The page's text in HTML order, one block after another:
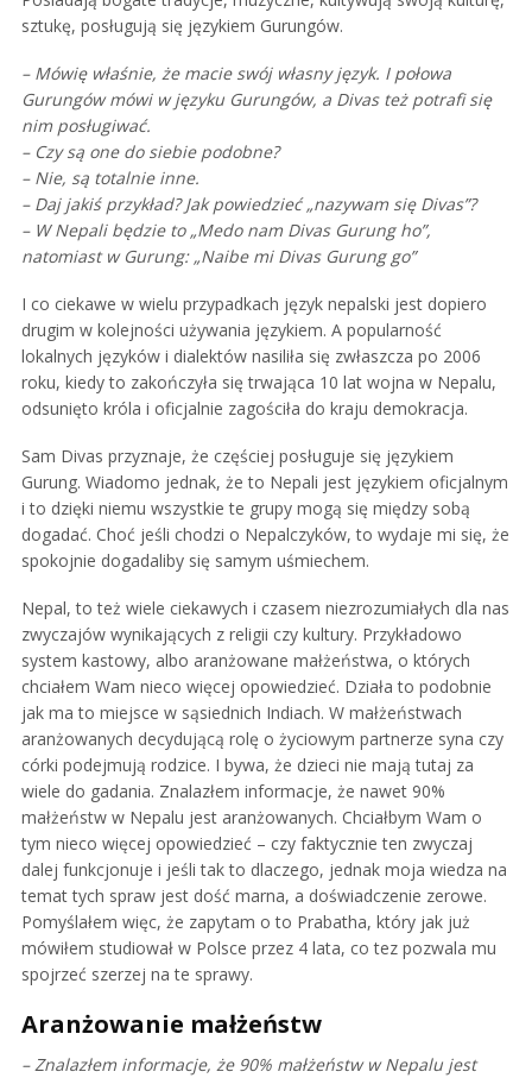
sztukę, posługują się językiem Gurungów.
– Mówię właśnie, że macie swój własny język. I połowa
Gurungów mówi w języku Gurungów, a Divas też potrafi się
nim posługiwać.
– Czy są one do siebie podobne?
– Nie, są totalnie inne.
– Daj jakiś przykład? Jak powiedzieć „nazywam się Divas”?
– W Nepali będzie to „Medo nam Divas Gurung ho”,
natomiast w Gurung: „Naibe mi Divas Gurung go”
I co ciekawe w wielu przypadkach język nepalski jest dopiero
drugim w kolejności używania językiem. A popularność
lokalnych języków i dialektów nasiliła się zwłaszcza po 2006
roku, kiedy to zakończyła się trwająca 10 lat wojna w Nepalu,
odsunięto króla i oficjalnie zagościła do kraju demokracja.
Sam Divas przyznaje, że częściej posługuje się językiem
Gurung. Wiadomo jednak, że to Nepali jest językiem oficjalnym
i to dzięki niemu wszystkie te grupy mogą się między sobą
dogadać. Choć jeśli chodzi o Nepalczyków, to wydaje mi się, że
spokojnie dogadaliby się samym uśmiechem.
Nepal, to też wiele ciekawych i czasem niezrozumiałych dla nas
zwyczajów wynikających z religii czy kultury. Przykładowo
system kastowy, albo aranżowane małżeństwa, o których
chciałem Wam nieco więcej opowiedzieć. Działa to podobnie
jak ma to miejsce w sąsiednich Indiach. W małżeństwach
aranżowanych decydującą rolę o życiowym partnerze syna czy
córki podejmują rodzice. I bywa, że dzieci nie mają tutaj za
wiele do gadania. Znalazłem informacje, że nawet 90%
małżeństw w Nepalu jest aranżowanych. Chciałbym Wam o
tym nieco więcej opowiedzieć – czy faktycznie ten zwyczaj
dalej funkcjonuje i jeśli tak to dlaczego, jednak moja wiedza na
temat tych spraw jest dość marna, a doświadczenie zerowe.
Pomyślałem więc, że zapytam o to Prabatha, który jak już
mówiłem studiował w Polsce przez 4 lata, co tez pozwala mu
spojrzeć szerzej na te sprawy.
Aranżowanie małżeństw
– Znalazłem informacje, że 90% małżeństw w Nepalu jest